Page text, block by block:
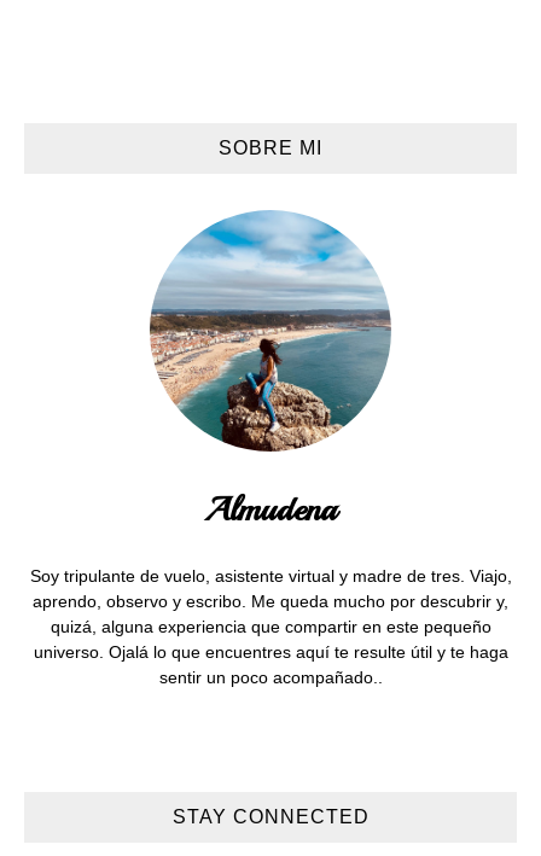
SOBRE MI
Almudena
Soy tripulante de vuelo, asistente virtual y madre de tres. Viajo,
aprendo, observo y escribo. Me queda mucho por descubrir y,
quizá, alguna experiencia que compartir en este pequeño
universo. Ojalá lo que encuentres aquí te resulte útil y te haga
sentir un poco acompañado..
STAY CONNECTED